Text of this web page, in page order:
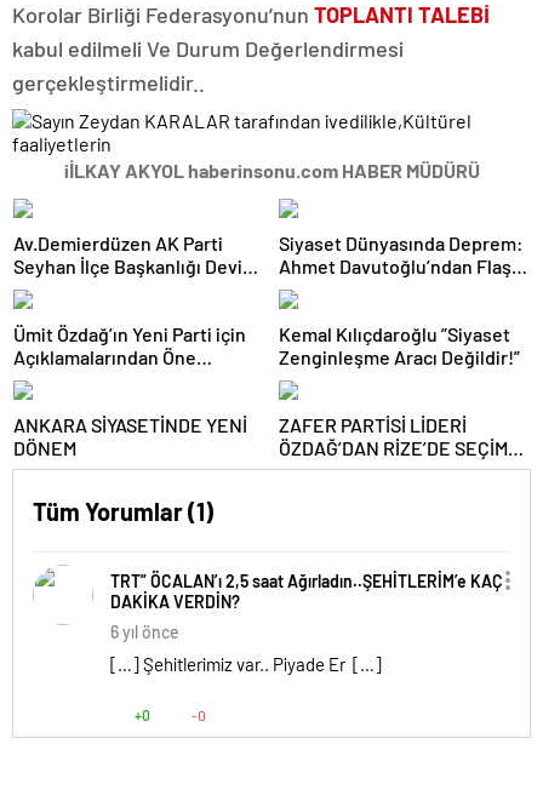
Korolar Birliği Federasyonu’nun TOPLANTI TALEBİ
kabul edilmeli Ve Durum Değerlendirmesi
gerçekleştirmelidir..
iİLKAY AKYOL haberinsonu.com HABER MÜDÜRÜ
Av.Demierdüzen AK Parti
Seyhan İlçe Başkanlığı Devir
Teslim Törenine Katıldık.
Siyaset Dünyasında Deprem:
Ahmet Davutoğlu’ndan Flaş
Karar
Ümit Özdağ’ın Yeni Parti için
Açıklamalarından Öne
Çıkanlar
Kemal Kılıçdaroğlu ”Siyaset
Zenginleşme Aracı Değildir!”
ANKARA SİYASETİNDE YENİ
DÖNEM
ZAFER PARTİSİ LİDERİ
ÖZDAĞ’DAN RİZE’DE SEÇİM
VE GEÇİM ÇIKIŞI: “DEVLET
Tüm Yorumlar (1)
TRT” ÖCALAN’ı 2,5 saat Ağırladın..ŞEHİTLERİM’e KAÇ
DAKİKA VERDİN?
6 yıl önce
[…] Şehitlerimiz var.. Piyade Er […]
+0 -0